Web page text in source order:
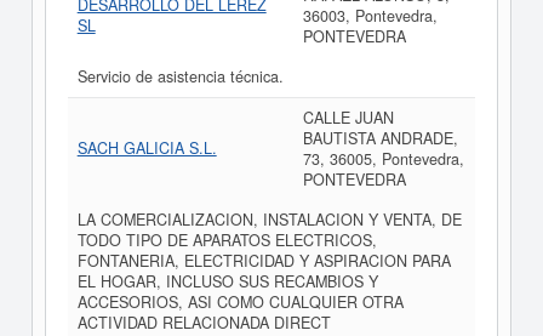
DESARROLLO DEL LEREZ
SL
36003, Pontevedra,
PONTEVEDRA
Servicio de asistencia técnica.
SACH GALICIA S.L.
CALLE JUAN
BAUTISTA ANDRADE,
73, 36005, Pontevedra,
PONTEVEDRA
LA COMERCIALIZACION, INSTALACION Y VENTA, DE
TODO TIPO DE APARATOS ELECTRICOS,
FONTANERIA, ELECTRICIDAD Y ASPIRACION PARA
EL HOGAR, INCLUSO SUS RECAMBIOS Y
ACCESORIOS, ASI COMO CUALQUIER OTRA
ACTIVIDAD RELACIONADA DIRECT